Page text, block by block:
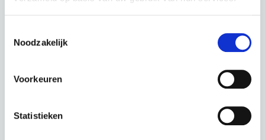
Noodzakelijk
Voorkeuren
Statistieken
kleur: Moonstonegrey Matt
Deze fiets in een andere kleur :